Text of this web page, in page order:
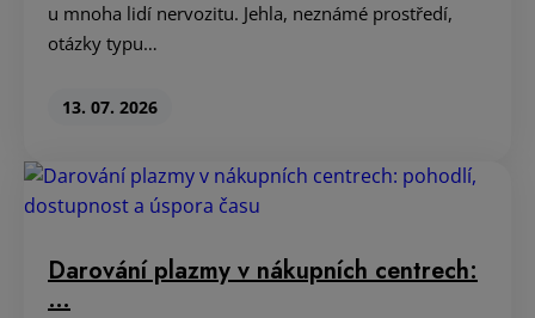
u mnoha lidí nervozitu. Jehla, neznámé prostředí,
otázky typu…
13. 07. 2026
Darování plazmy v nákupních centrech:
…